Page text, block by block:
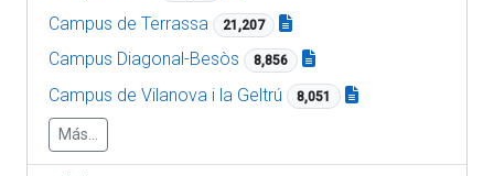
Campus de Terrassa 21,207
Campus Diagonal-Besòs 8,856
Campus de Vilanova i la Geltrú 8,051
Más...